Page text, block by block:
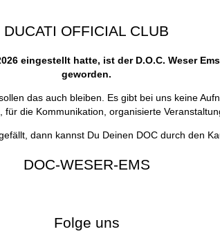
DUCATI OFFICIAL CLUB
eingestellt hatte, ist der D.O.C. Weser
geworden.
das auch bleiben. Es gibt bei uns keine
für die Kommunikation, organisierte
dann kannst Du Deinen DOC durch den
DOC-WESER-EMS
Folge uns